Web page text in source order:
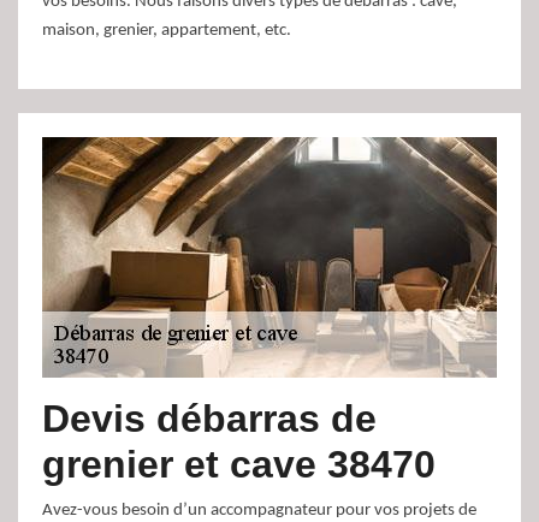
maison, grenier, appartement, etc.
Devis débarras de
grenier et cave 38470
Avez-vous besoin d’un accompagnateur pour vos projets de